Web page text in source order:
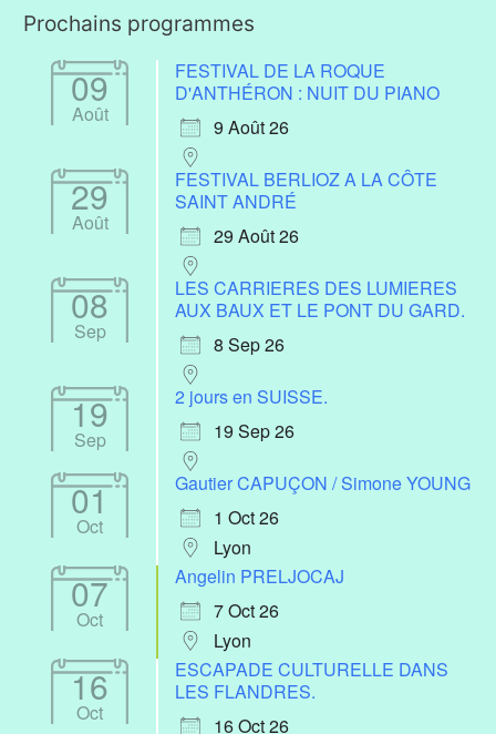
Prochains programmes
09
Août
FESTIVAL DE LA ROQUE
D'ANTHÉRON : NUIT DU PIANO
9 Août 26
29
Août
FESTIVAL BERLIOZ A LA CÔTE
SAINT ANDRÉ
29 Août 26
08
Sep
LES CARRIERES DES LUMIERES
AUX BAUX ET LE PONT DU GARD.
8 Sep 26
19
Sep
2 jours en SUISSE.
19 Sep 26
01
Oct
Gautier CAPUÇON / Simone YOUNG
1 Oct 26
Lyon
07
Oct
Angelin PRELJOCAJ
7 Oct 26
Lyon
16
Oct
ESCAPADE CULTURELLE DANS
LES FLANDRES.
16 Oct 26